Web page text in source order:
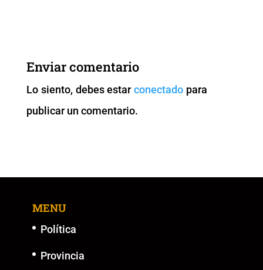
b
o
o
k
A
p
p k
er
Enviar comentario
Lo siento, debes estarconectado para
publicar un comentario.
MENU
Política
Provincia